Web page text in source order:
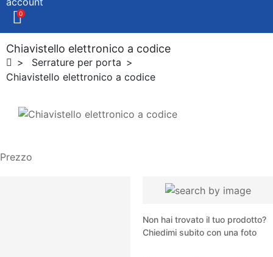
0
Chiavistello elettronico a codice
Serrature per porta
Chiavistello elettronico a codice
Prezzo
Non hai trovato il tuo prodotto?
Chiedimi subito con una foto